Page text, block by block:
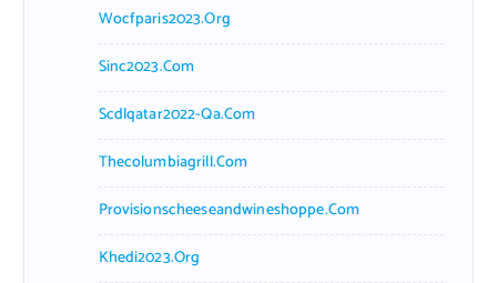
Wocfparis2023.org
Sinc2023.com
Scdlqatar2022-Qa.com
Thecolumbiagrill.com
Provisionscheeseandwineshoppe.com
Khedi2023.org